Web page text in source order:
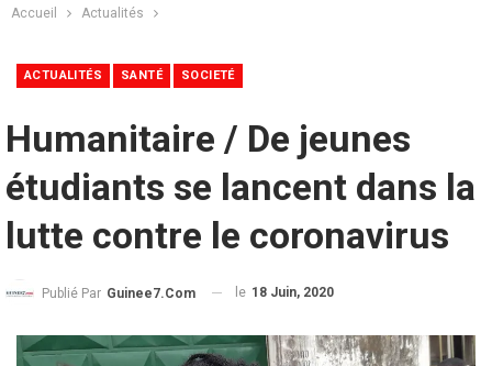
Accueil Actualités
ACTUALITÉS SANTÉ SOCIETÉ
Humanitaire / De jeunes
étudiants se lancent dans la
lutte contre le coronavirus
Publié Par Guinee7.com le 18 Juin, 2020